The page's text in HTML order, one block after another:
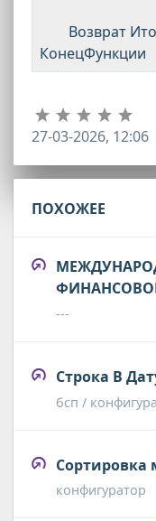
27-03-2026, 12:06
ПОХОЖЕЕ
---
Строка В
бсп /
Сортировка
конфигуратор